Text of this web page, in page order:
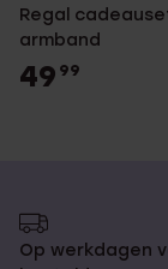
Regal
armband
49 99
Op werkdagen